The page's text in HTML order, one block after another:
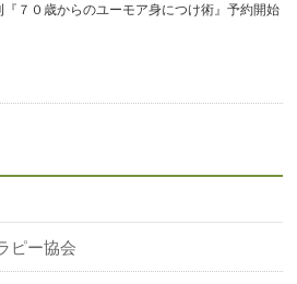
『７０歳からのユーモア身につけ術』予約開始
ピー協会